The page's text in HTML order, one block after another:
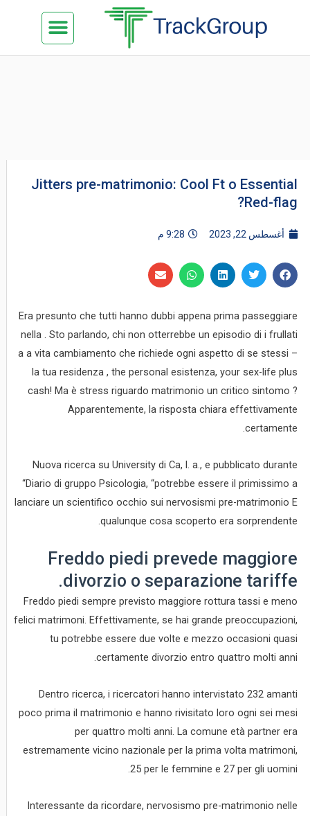
Menu
Jitters pre-matrimonio: Cool Ft o Essential
Red-flag?
أغسطس 22, 2023 9:28 م
Era presunto che tutti hanno dubbi appena prima passeggiare
nella . Sto parlando, chi non otterrebbe un episodio di i frullati
a a vita cambiamento che richiede ogni aspetto di se stessi –
la tua residenza , the personal esistenza, your sex-life plus
cash! Ma è stress riguardo matrimonio un critico sintomo ?
Apparentemente, la risposta chiara effettivamente
certamente.
Nuova ricerca su University di Ca, l. a., e pubblicato durante
“Diario di gruppo Psicologia, “potrebbe essere il primissimo a
lanciare un scientifico occhio sui nervosismi pre-matrimonio E
qualunque cosa scoperto era sorprendente.
Freddo piedi prevede maggiore
divorzio o separazione tariffe.
Freddo piedi sempre previsto maggiore rottura tassi e meno
felici matrimoni. Effettivamente, se hai grande preoccupazioni,
tu potrebbe essere due volte e mezzo occasioni quasi
certamente divorzio entro quattro molti anni.
Dentro ricerca, i ricercatori hanno intervistato 232 amanti
poco prima il matrimonio e hanno rivisitato loro ogni sei mesi
per quattro molti anni. La comune età partner era
estremamente vicino nazionale per la prima volta matrimoni,
25 per le femmine e 27 per gli uomini.
Interessante da ricordare, nervosismo pre-matrimonio nelle